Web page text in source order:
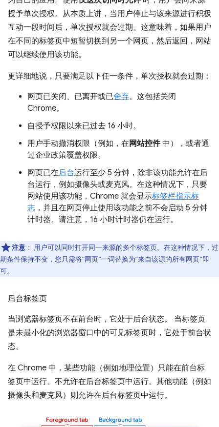
授予单次授权。从本质上讲，当用户停止与该来源进行积极
互动一段时间后，单次授权就会过期。这意味着，如果用户
在不同的标签页中短暂切换到另一个网页，然后返回，网站
可以继续使用该功能。
更详细地说，只要满足以下任一条件，单次授权就会过期：
网页已关闭、已离开或已舍弃。这包括关闭
Chrome。
自授予权限以来已过去 16 小时。
用户手动撤消权限（例如，在网站控件中），或者通
过企业政策覆盖权限。
网页已在后台运行至少 5 分钟，除非该功能允许在后
台运行，例如摄像头或麦克风。在这种情况下，只要
网站使用该功能，Chrome 就会显示标签栏指示标
志 ，并且在网页停止使用该功能之前不会启动 5 分钟
计时器。请注意，16 小时计时器仍在运行。
注意 ： 用户可以同时打开同一来源的多个标签页。在这种情况下，过
期条件保持不变，您只需将“网页”一词替换为“来自该源的所有网页”即
可。
后台标签页
当浏览器标签页不在前台时，它处于后台状态。 当标签页
是未最小化的浏览器窗口中的可见标签页时，它处于前台状
态。
在 Chrome 中，某些功能（例如地理位置）只能在前台标
签页中运行。不允许在后台标签页中运行。其他功能（例如
摄像头和麦克风）则允许在后台标签页中运行。